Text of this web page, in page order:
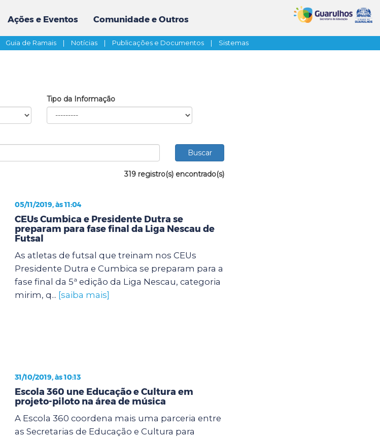
Ações e Eventos Comunidade e Outros
Guia de Ramais | Notícias | Publicações e Documentos | Sistemas
Tipo da Informação
319 registro(s) encontrado(s)
05/11/2019, às 11:04
CEUs Cumbica e Presidente Dutra se
preparam para fase final da Liga Nescau de
Futsal
As atletas de futsal que treinam nos CEUs
Presidente Dutra e Cumbica se preparam para a
fase final da 5ª edição da Liga Nescau, categoria
mirim, q... [saiba mais]
31/10/2019, às 10:13
Escola 360 une Educação e Cultura em
projeto-piloto na área de música
A Escola 360 coordena mais uma parceria entre
as Secretarias de Educação e Cultura para